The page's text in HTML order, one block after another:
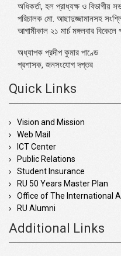
অধিকর্তা, হল প্রাধ্যক্ষ ও বিভাগীয়
পরিচালক মো. আছাদুজ্জামানসহ
আগামীকাল ২১ মার্চ মঙ্গলবার
অধ্যাপক প্রদীপ কুমার পাণ্ডে
প্রশাসক, জনসংযোগ দপ্তর
Quick Links
Vision and Mission
Web Mail
ICT Center
Public Relations
Student Insurance
RU 50 Years Master Plan
Office of The International
RU Alumni
Additional Links